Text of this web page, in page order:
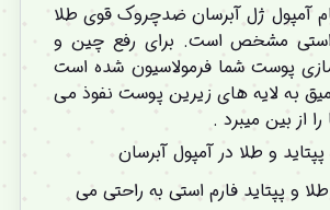
آمپول ژل آبرسان ضدچروک قوی طلا
استی مشخص است. برای رفع چین و
پوست شما فرمولاسیون شده است
به لایه های زیرین پوست نفوذ می
از بین میبرد .
و طلا در آمپول آبرسان
و پپتاید فارم استی به راحتی می